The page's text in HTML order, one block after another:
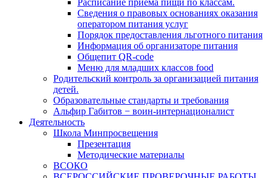
Расписание приема пищи по классам.
Сведения о правовых основаниях оказания
оператором питания услуг
Порядок предоставления льготного питания
Информация об организаторе питания
Общепит QR-code
Меню для младших классов food
Родительский контроль за организацией питания
детей.
Образовательные стандарты и требования
Альфир Габитов − воин-интернационалист
Деятельность
Школа Минпросвещения
Презентация
Методические материалы
ВСОКО